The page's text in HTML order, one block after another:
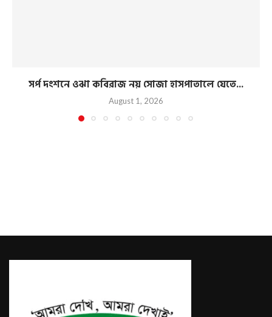
সর্প দংশনে ওঝা কবিরাজ নয় সোজা হাসপাতালে যেতে...
August 1, 2026